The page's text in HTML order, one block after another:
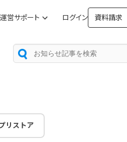
運営サポート ログイン 資料請求
ヘルプセンター
リストア